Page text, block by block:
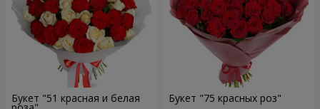
Букет "51 красная и белая Букет "75 красных роз"